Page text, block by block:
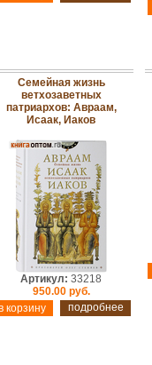
Семейная жизнь
ветхозаветных
патриархов: Авраам,
Исаак, Иаков
Артикул: 33218
950.00 руб.
подробнее